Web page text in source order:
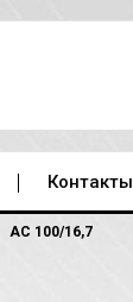
Контакты
АС 100/16,7